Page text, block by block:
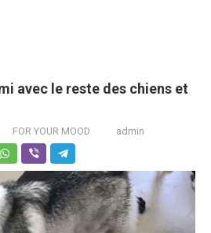
avec le reste des chiens et
FOR YOUR MOOD admin